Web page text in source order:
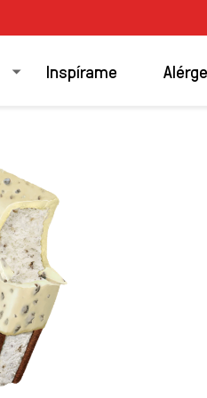
Inspírame